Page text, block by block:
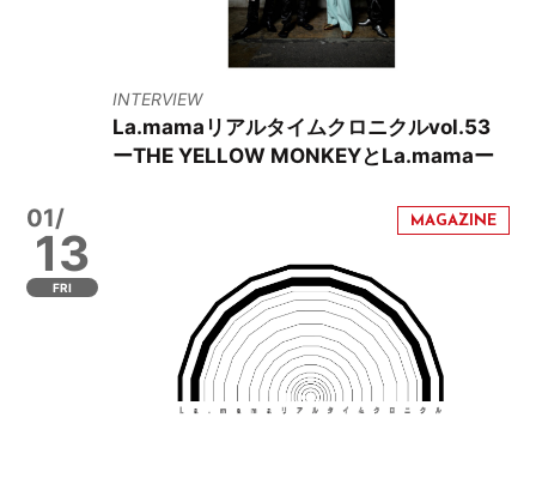
INTERVIEW
La.mamaリアルタイムクロニクルvol.53
ーTHE YELLOW MONKEYとLa.mamaー
01/
13
FRI